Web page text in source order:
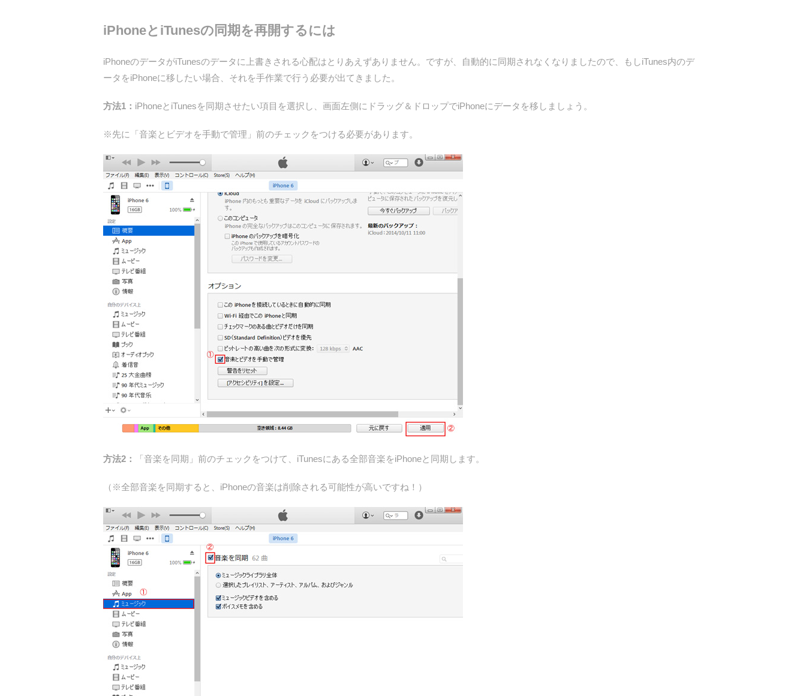
iPhoneとiTunesの同期を再開するには
iPhoneのデータがiTunesのデータに上書きされる心配はとりあえずありません。ですが、自動的に同期されなくなりましたので、もしiTunes内のデ
ータをiPhoneに移したい場合、それを手作業で行う必要が出てきました。
方法1： iPhoneとiTunesを同期させたい項目を選択し、画面左側にドラッグ＆ドロップでiPhoneにデータを移しましょう。
※先に「音楽とビデオを手動で管理」前のチェックをつける必要があります。
方法2： 「音楽を同期」前のチェックをつけて、iTunesにある全部音楽をiPhoneと同期します。
（※全部音楽を同期すると、iPhoneの音楽は削除される可能性が高いですね！）